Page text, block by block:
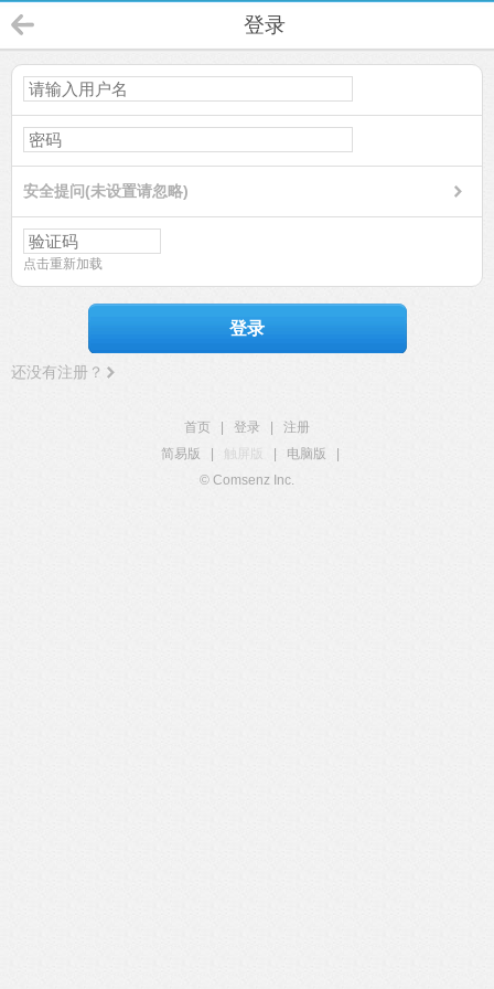
登录
安全提问(未设置请忽略)
点击重新加载
登录
还没有注册？
首页 登录
注册
简易版
触屏版 电脑版
© Comsenz Inc.